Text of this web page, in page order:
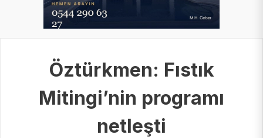
Öztürkmen: Fıstık
Mitingi’nin programı
netleşti